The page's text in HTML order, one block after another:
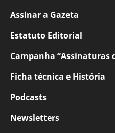
Assinar a Gazeta
Estatuto Editorial
Campanha “Assinaturas
Ficha técnica e História
Podcasts
Newsletters